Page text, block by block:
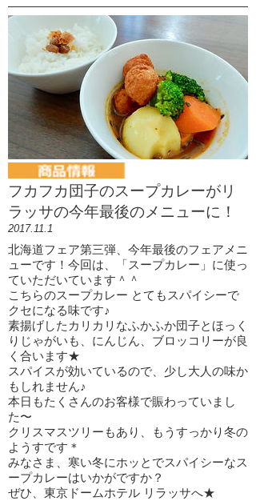
フカフカ団子のスープカレーがリ
ラッサの今年最後のメニューに！
2017.11.1
北海道フェア第三弾、今年最後のフェアメニ
ューです！今回は、「スープカレー」に使っ
ていただいています＾＾
こちらのスープカレー とてもスパイシーで
クセになる味です♪
素揚げしたカリカリなふかふか団子とほっく
りじゃがいも、にんじん、ブロッコリーが良
く合います★
スパイスが効いているので、少し大人の味か
もしれません♪
本日もたくさんのお客様で賑わっていまし
た〜
クリスマスツリーもあり、もうすっかり冬の
ようすです＊
みなさま、寒い冬にホッとでスパイシーなス
ープカレーはいかがですか？
ぜひ、東京ドームホテル リラッサへ★